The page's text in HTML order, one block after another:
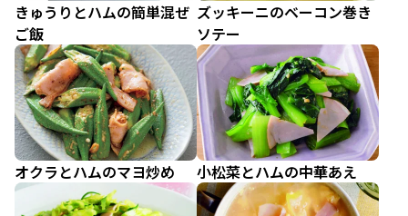
きゅうりとハムの簡単混ぜ
ご飯
ズッキーニのベーコン巻き
ソテー
オクラとハムのマヨ炒め 小松菜とハムの中華あえ